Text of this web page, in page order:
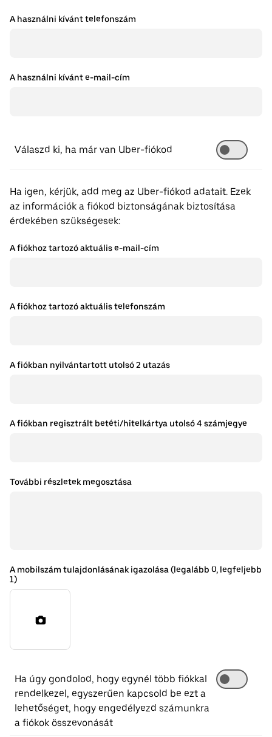
A használni kívánt telefonszám
A használni kívánt e-mail-cím
Válaszd ki, ha már van Uber-fiókod
Ha igen, kérjük, add meg az Uber-fiókod adatait. Ezek
az információk a fiókod biztonságának biztosítása
érdekében szükségesek:
A fiókhoz tartozó aktuális e-mail-cím
A fiókhoz tartozó aktuális telefonszám
A fiókban nyilvántartott utolsó 2 utazás
A fiókban regisztrált betéti/hitelkártya utolsó 4 számjegye
További részletek megosztása
A mobilszám tulajdonlásának igazolása (legalább 0, legfeljebb
1)
Ha úgy gondolod, hogy egynél több fiókkal
rendelkezel, egyszerűen kapcsold be ezt a
lehetőséget, hogy engedélyezd számunkra
a fiókok összevonását